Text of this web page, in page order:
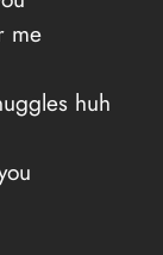
me
huh